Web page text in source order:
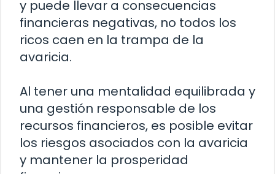
y puede llevar a consecuencias
financieras negativas, no todos los
ricos caen en la trampa de la
avaricia.
Al tener una mentalidad equilibrada y
una gestión responsable de los
recursos financieros, es posible evitar
los riesgos asociados con la avaricia
y mantener la prosperidad